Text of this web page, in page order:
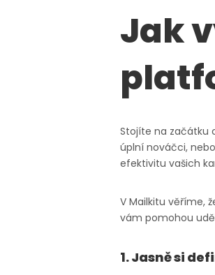
Jak
Stojíte na začátku
úplní nováčci,
efektivitu vašich
V Mailkitu věříme,
vám pomohou
1. Jasně si